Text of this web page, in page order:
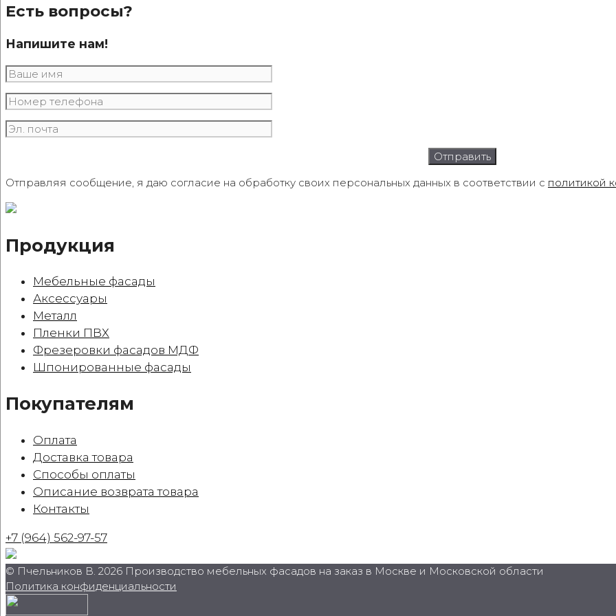
the
product
page
options
may
chosen
Есть вопросы?
Напишите нам!
Отправляя сообщение, я даю согласие на обработку своих персональных данных в соответствии с политикой
Продукция
Мебельные фасады
Аксессуары
Металл
Пленки ПВХ
Фрезеровки фасадов МДФ
Шпонированные фасады
Покупателям
Оплата
Доставка товара
Способы оплаты
Описание возврата товара
Контакты
+7 (964) 562-97-57
© Пчельников В. 2026 Производство мебельных фасадов на заказ в Москве и Московской области
Политика конфиденциальности